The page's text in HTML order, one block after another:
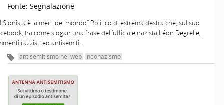
Fonte: Segnalazione
Sionista è la mer…del mondo” Politico di estrema destra che, sul suo
ha come slogan una frase dell’ufficiale nazista Léon Degrelle,
razzisti ed antisemiti.
antisemitismo nel web neonazismo